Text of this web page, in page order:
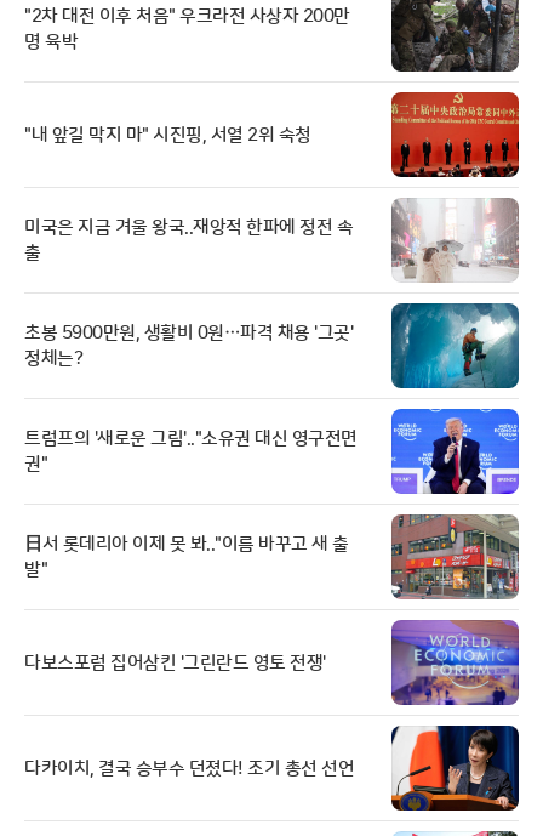
"2차 대전 이후 처음" 우크라전 사상자 200만
명 육박
"내 앞길 막지 마" 시진핑, 서열 2위 숙청
미국은 지금 겨울 왕국..재앙적 한파에 정전 속
출
초봉 5900만원, 생활비 0원…파격 채용 '그곳'
정체는?
트럼프의 '새로운 그림'.."소유권 대신 영구전면
권"
日서 롯데리아 이제 못 봐.."이름 바꾸고 새 출
발"
다보스포럼 집어삼킨 '그린란드 영토 전쟁'
다카이치, 결국 승부수 던졌다! 조기 총선 선언